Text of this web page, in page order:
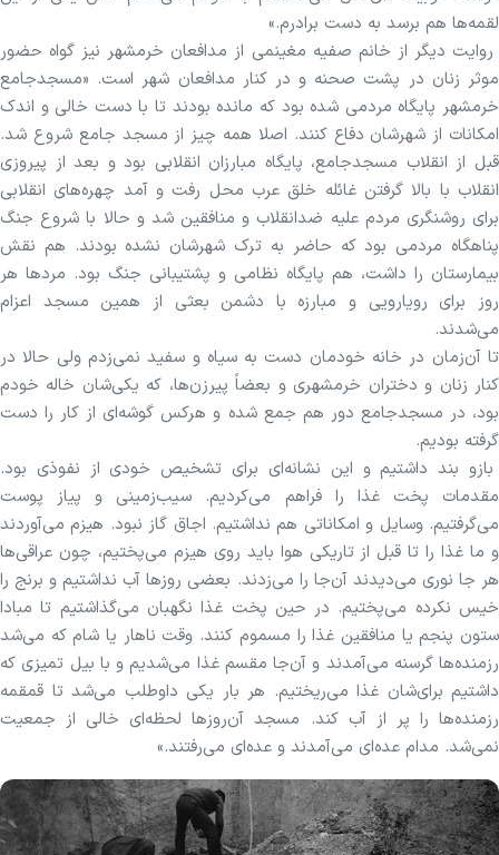
لقمه‌ها هم برسد به دست برادرم.»
روایت دیگر از خانم صفیه مغینمی از مدافعان خرمشهر نیز گواه حضور
موثر زنان در پشت صحنه و در کنار مدافعان شهر است. «مسجدجامع
خرمشهر پایگاه مردمی شده بود که مانده بودند تا با دست خالی و اندک
امکانات از شهرشان دفاع کنند. اصلا همه چیز از مسجد جامع شروع شد.
قبل از انقلاب مسجدجامع، پایگاه مبارزان انقلابی بود و بعد از پیروزی
انقلاب با بالا گرفتن غائله خلق عرب محل رفت و آمد چهره‌های انقلابی
برای روشنگری مردم علیه ضدانقلاب و منافقین شد و حالا با شروع جنگ
پناهگاه مردمی بود که حاضر به ترک شهرشان نشده بودند. هم نقش
بیمارستان را داشت، هم پایگاه نظامی و پشتیبانی جنگ بود. مرد‌ها هر
روز برای رویارویی و مبارزه با دشمن بعثی از همین مسجد اعزام
می‌شدند.
تا آن‌زمان در خانه خودمان دست به سیاه و سفید نمی‌زدم ولی حالا در
کنار زنان و دختران خرمشهری و بعضاً پیرز‌ن‌ها، که یکی‌شان خاله خودم
بود، در مسجدجامع دور هم جمع شده و هرکس گوشه‌ای از کار را دست
گرفته بودیم.
بازو بند داشتیم و این نشانه‌ای برای تشخیص خودی از نفوذی بود.
مقدمات پخت غذا را فراهم می‌کردیم. سیب‌زمینی و پیاز پوست
می‌گرفتیم. وسایل و امکاناتی هم نداشتیم. اجاق گاز نبود. هیزم می‌آوردند
و ما غذا را تا قبل از تاریکی هوا باید روی هیزم می‌پختیم، چون عراقی‌ها
هر جا نوری می‌دیدند آن‌جا را می‌زدند. بعضی روز‌ها آب نداشتیم و برنج را
خیس نکرده می‌پختیم. در حین پخت غذا نگهبان می‌گذاشتیم تا مبادا
ستون پنجم یا منافقین غذا را مسموم کنند. وقت ناهار یا شام که می‌شد
رزمنده‌ها گرسنه می‌آمدند و آن‌جا مقسم غذا می‌شدیم و با بیل تمیزی که
داشتیم برای‌شان غذا می‌ریختیم. هر بار یکی داوطلب می‌شد تا قمقمه
رزمنده‌ها را پر از آب کند. مسجد آن‌روز‌ها لحظه‌ای خالی از جمعیت
نمی‌شد. مدام عده‌ای می‌آمدند و عده‌ای می‌رفتند.»